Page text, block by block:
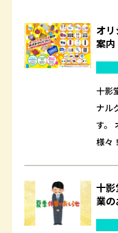
オ
案内
十影
ナル
す。
様々
マ
十
業